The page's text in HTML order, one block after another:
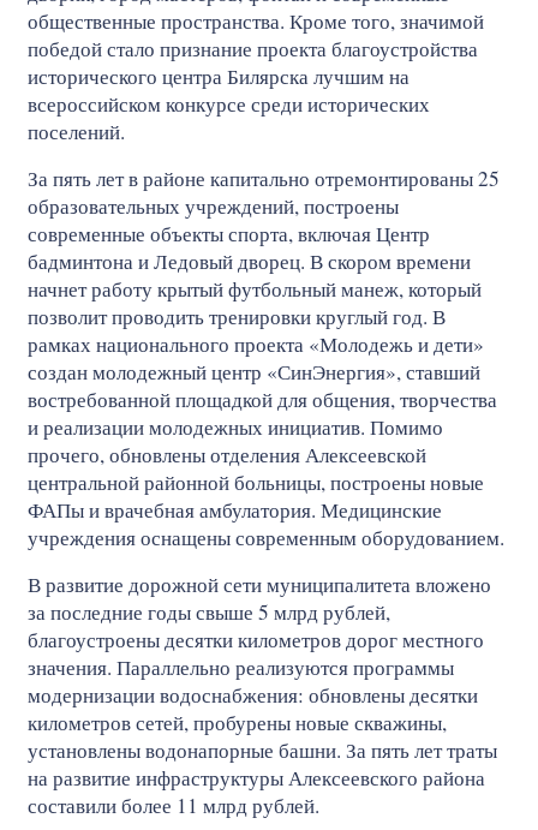
общественные пространства. Кроме того, значимой
победой стало признание проекта благоустройства
исторического центра Билярска лучшим на
всероссийском конкурсе среди исторических
поселений.
За пять лет в районе капитально отремонтированы 25
образовательных учреждений, построены
современные объекты спорта, включая Центр
бадминтона и Ледовый дворец. В скором времени
начнет работу крытый футбольный манеж, который
позволит проводить тренировки круглый год. В
рамках национального проекта «Молодежь и дети»
создан молодежный центр «СинЭнергия», ставший
востребованной площадкой для общения, творчества
и реализации молодежных инициатив. Помимо
прочего, обновлены отделения Алексеевской
центральной районной больницы, построены новые
ФАПы и врачебная амбулатория. Медицинские
учреждения оснащены современным оборудованием.
В развитие дорожной сети муниципалитета вложено
за последние годы свыше 5 млрд рублей,
благоустроены десятки километров дорог местного
значения. Параллельно реализуются программы
модернизации водоснабжения: обновлены десятки
километров сетей, пробурены новые скважины,
установлены водонапорные башни. За пять лет траты
на развитие инфраструктуры Алексеевского района
составили более 11 млрд рублей.